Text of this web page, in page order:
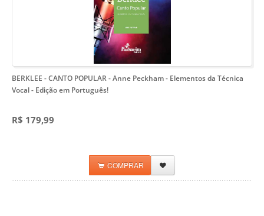
BERKLEE - CANTO POPULAR - Anne Peckham- Elementos da Técnica
Vocal - Edição em Português!
R$ 179,99
COMPRAR